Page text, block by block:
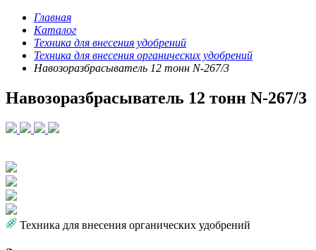
Главная
Каталог
Техника для внесения удобрений
Техника для внесения органических удобрений
Навозоразбрасыватель 12 тонн N-267/3
Навозоразбрасыватель 12 тонн N-267/3
Техника для внесения органических удобрений